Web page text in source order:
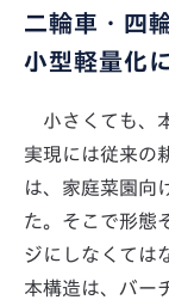
二輪車・四
小型軽量化
小さくても、
実現には従来の
は、家庭菜園向
た。そこで形態
ジにしなくては
本構造は、バー